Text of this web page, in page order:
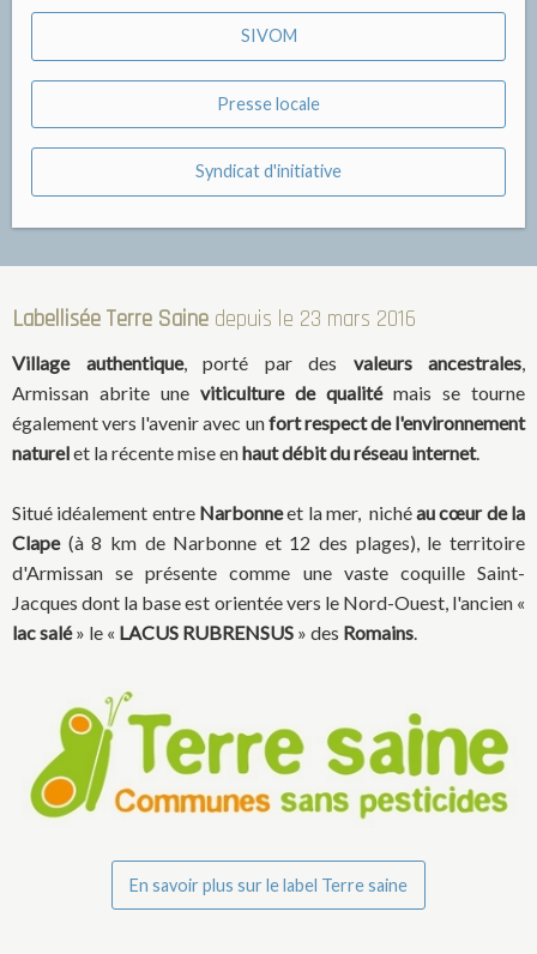
SIVOM
Presse locale
Syndicat d'initiative
Labellisée Terre Saine depuis le 23 mars 2016
Village authentique, porté par des valeurs ancestrales
Armissan abrite une viticulture de qualité mais se tourne
également vers l'avenir avec unfort respect de l'environnement
naturelet la récente mise enhaut débit du réseau internet.
Situé idéalement entre Narbonneet la mer, nichéau cœur de la
Clape(à 8 km de Narbonne et 12 des plages), le territoire
d'Armissan se présente comme une vaste coquille Saint-
Jacques dont la base est orientée vers le Nord-Ouest, l'ancien «
lac salé» le « LACUS RUBRENSUS » des Romains
En savoir plus sur le label Terre saine